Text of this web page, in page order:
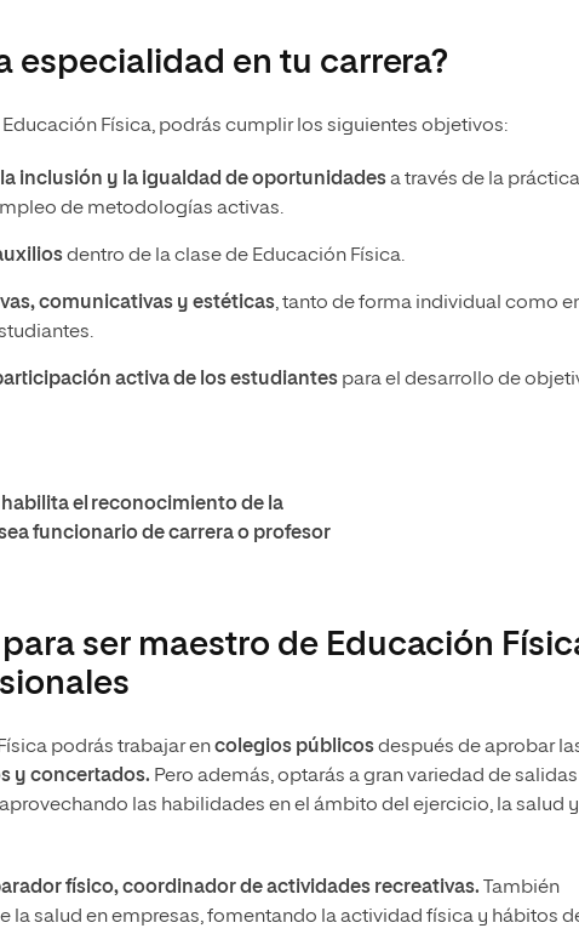
especialidad en tu carrera?
Física, podrás cumplir los siguientes objetivos:
la inclusión y la igualdad de oportunidadesa través de la
de metodologías activas.
dentro de la clase de Educación Física.
comunicativas y estéticas, tanto de forma individual como
activa de los estudiantes para el desarrollo de
el reconocimiento de la
funcionario de carrera o profesor
ser maestro de Educación
podrás trabajar encolegios públicosdespués de aprobar
y concertados. Pero además, optarás a gran variedad de salidas
las habilidades en el ámbito del ejercicio, la salud y
físico, coordinador de actividades recreativas.
También
la salud en empresas, fomentando la actividad física y hábitos